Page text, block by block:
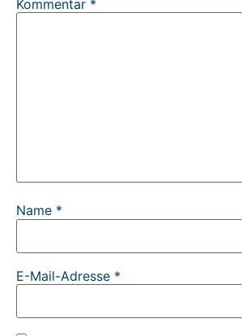
Kommentar *
Name *
E-Mail-Adresse *